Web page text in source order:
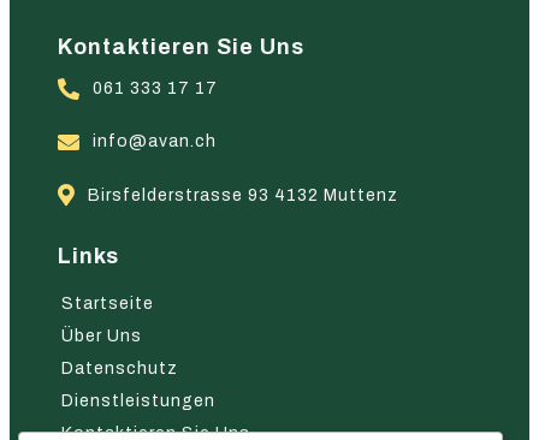
Kontaktieren Sie Uns
061 333 17 17
info@avan.ch
Birsfelderstrasse 93 4132 Muttenz
Links
Startseite
Über Uns
Datenschutz
Dienstleistungen
Kontaktieren Sie Uns